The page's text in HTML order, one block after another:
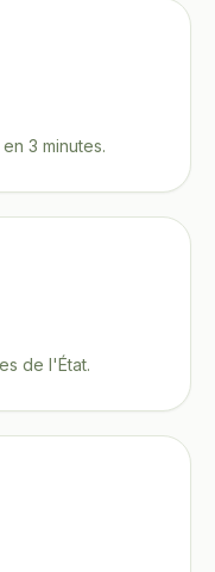
3 minutes.
de l'État.